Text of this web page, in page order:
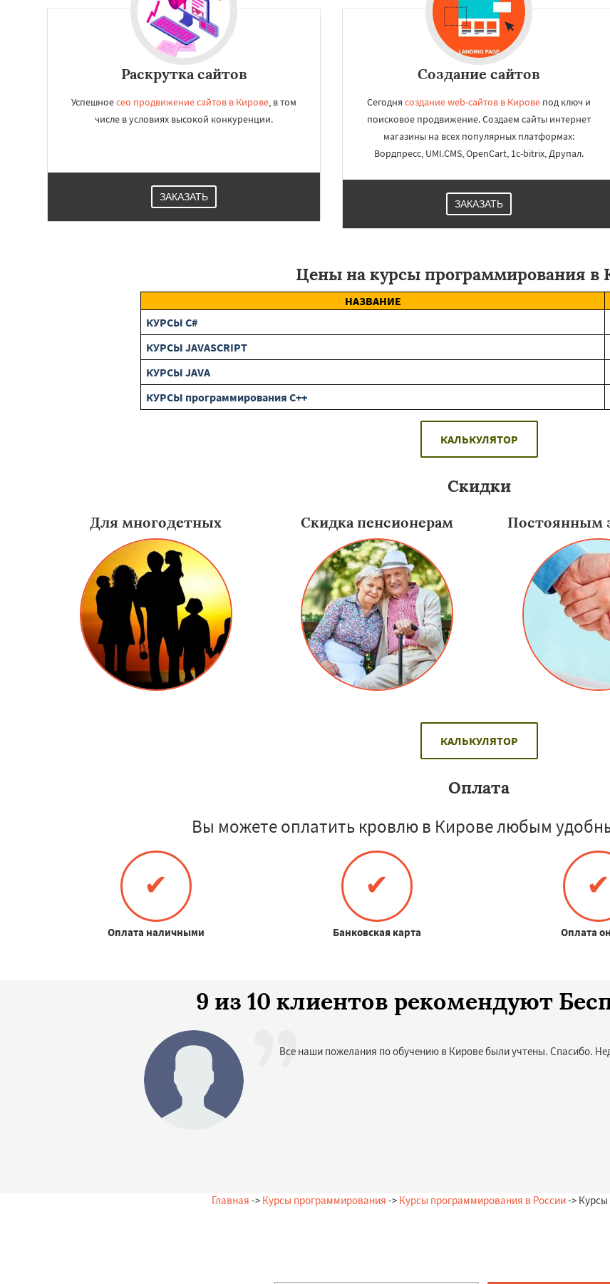
Владикавказ
Нижневартовск
Раскрутка сайтов
Успешноесео продвижение сайтов в Кирове, в том
числе в условиях высокой конкуренции.
ЗАКАЗАТЬ
Создание сайтов
Сегодня создание web-сайтов в Кирове под ключ и
поисковое продвижение. Создаем сайты интернет
магазины на всех популярных платформах:
Вордпресс, UMI.CMS, OpenCart, 1c-bitrix, Друпал.
ЗАКАЗАТЬ
Цены на курсы программирования в
НАЗВАНИЕ
КУРСЫ C#
КУРСЫ JAVASCRIPT
КУРСЫ JAVA
КУРСЫ программирования C++
КАЛЬКУЛЯТОР
Скидки
Для многодетных Скидка пенсионерам Постоянным
КАЛЬКУЛЯТОР
Оплата
Вы можете оплатить кровлю в Кирове любым
✔
Оплата наличными
✔
Банковская карта
✔
Оплата
9 из 10 клиентов рекомендуют
Все наши пожелания по обучению в Кирове были учтены. Спасибо.
Главная -> Курсы программирования -> Курсы программирования в России-> Курсы